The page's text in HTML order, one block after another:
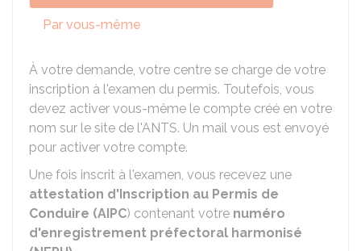
Par vous-même
À votre demande, votre centre se charge de votre
inscription à l'examen du permis. Toutefois, vous
devez activer vous-même le compte créé en votre
nom sur le site de l'ANTS. Un mail vous est envoyé
pour activer votre compte.
Une fois inscrit à l'examen, vous recevez une
attestation d'Inscription au Permis de
Conduire (AIPC) contenant votre numéro
d'enregistrement préfectoral harmonisé